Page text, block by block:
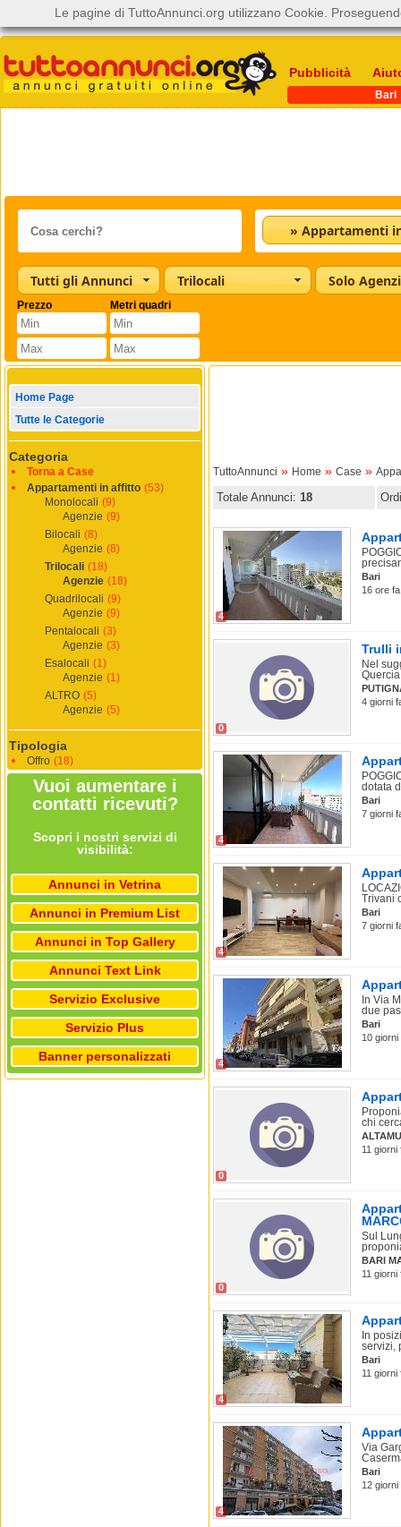
Pubblicità
Bari
Tutti gli Annunci Trilocali Solo
Prezzo Metri quadri
Home Page
Tutte le Categorie
Categoria
Torna a Case
Appartamenti in affitto (53)
Monolocali (9)
Agenzie (9)
Bilocali (8)
Agenzie (8)
Trilocali (18)
Agenzie (18)
Quadrilocali (9)
Agenzie (9)
Pentalocali (3)
Agenzie (3)
Esalocali (1)
Agenzie (1)
ALTRO (5)
Agenzie (5)
Tipologia
Offro (18)
Vuoi aumentare i
contatti ricevuti?
Scopri i nostri servizi di
visibilità:
Annunci in Vetrina
Annunci in Premium List
Annunci in Top Gallery
Annunci Text Link
Servizio Exclusive
Servizio Plus
Banner personalizzati
TuttoAnnunci » Home » Case »
Totale Annunci: 18
4
Bari
16 ore
0
Trulli
Nel
4 giorni
4
dotata
Bari
7 giorni
4
Trivani
Bari
7 giorni
4
In Via
due
Bari
10
0
chi
11
0
Sul
BARI
11
4
In
servizi,
Bari
11
4
Via
Bari
12
Le pagine di TuttoAnnunci.org utilizzano Cookie.